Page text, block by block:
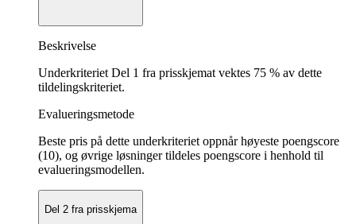
Beskrivelse
Underkriteriet Del 1 fra prisskjemat vektes 75 % av dette
tildelingskriteriet.
Evalueringsmetode
Beste pris på dette underkriteriet oppnår høyeste poengscore
(10), og øvrige løsninger tildeles poengscore i henhold til
evalueringsmodellen.
Del 2 fra prisskjema